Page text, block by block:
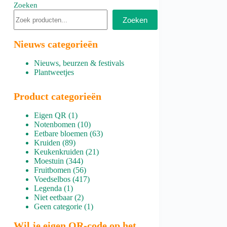
Zoeken
Zoeken
Nieuws categorieën
Nieuws, beurzen & festivals
Plantweetjes
Product categorieën
Eigen QR 11
product
Notenbomen 1010
producten
Eetbare bloemen 6363
Kruiden 8989
producten
Keukenkruiden 2121
Moestuin 344344
producten
Fruitbomen 5656
producten
Voedselbos 417417
Legenda 11
product
Niet eetbaar 22
producten
Geen categorie 11